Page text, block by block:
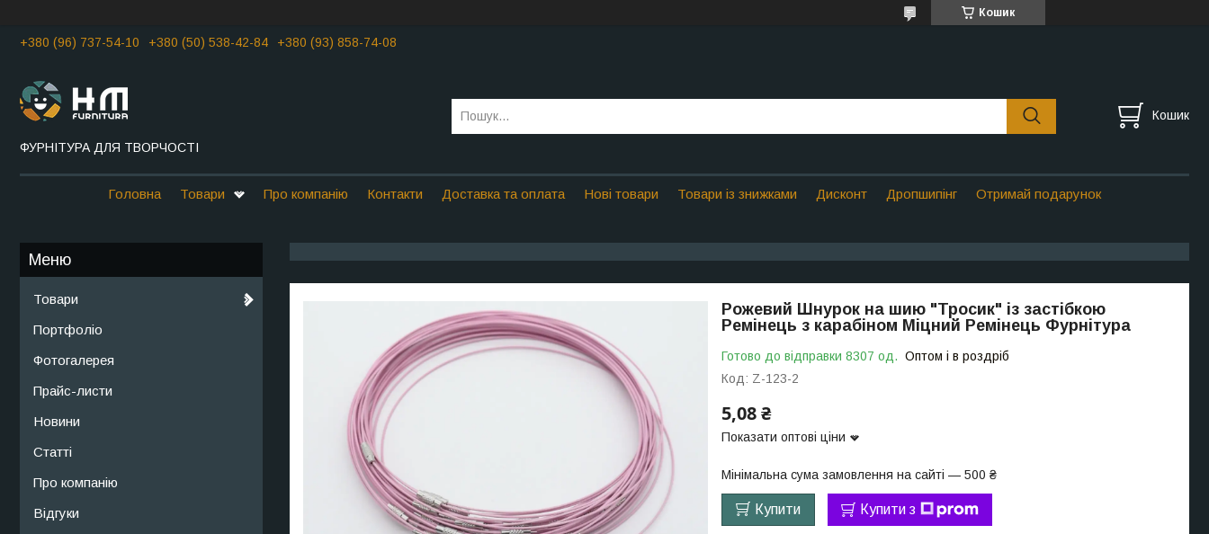
Кошик
+380 (96) 737-54-10 +380 (50) 538-42-84 +380 (93) 858-74-08
ФУРНІТУРА ДЛЯ ТВОРЧОСТІ
Кошик
Головна Товари Про компанію Контакти Доставка та оплата Нові товари Товари із знижками Дисконт Дропшипінг Отримай подарунок
Рожевий Шнурок на шию "Тросик" із застібкою
Ремінець з карабіном Міцний Ремінець Фурнітура
Готово до відправки 8307 од. Оптом і в роздріб
Код: Z-123-2
5,08 ₴
Показати оптові ціни
Мінімальна сума замовлення на сайті — 500 ₴
Купити Купити з
Товари
Портфоліо
Фотогалерея
Прайс-листи
Новини
Статті
Про компанію
Відгуки